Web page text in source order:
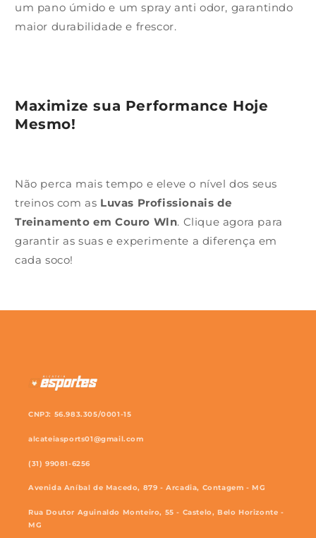
um pano úmido e um spray anti odor, garantindo
maior durabilidade e frescor.
Maximize sua Performance Hoje
Mesmo!
Não perca mais tempo e eleve o nível dos seus
treinos com as Luvas Profissionais de
Treinamento em Couro Wln. Clique agora para
garantir as suas e experimente a diferença em
cada soco!
CNPJ: 56.983.305/0001-15
alcateiasports01@gmail.com
(31) 99081-6256
Avenida Aníbal de Macedo, 879 - Arcadia, Contagem - MG
Rua Doutor Aguinaldo Monteiro, 55 - Castelo, Belo Horizonte -
MG